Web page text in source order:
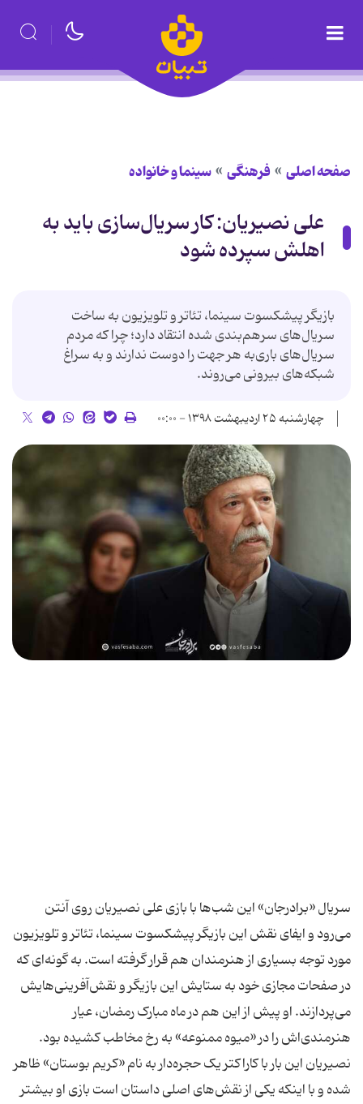
صفحه اصلی فرهنگی سینما و خانواده
علی نصیریان: کار سریال‌سازی باید به
اهلش سپرده شود
بازیگر پیشکسوت سینما، تئاتر و تلویزیون به ساخت
سریال‌های سرهم‌بندی شده انتقاد دارد؛ چرا که مردم
سریال‌های باری‌به هر جهت را دوست ندارند و به سراغ
شبکه‌های بیرونی می‌روند.
چهارشنبه ۲۵ اردیبهشت ۱۳۹۸ - ۰۰:۰۰
سریال «برادرجان» این شب‌ها با بازی علی نصیریان روی آنتن
می‌رود و ایفای نقش این بازیگر پیشکسوت سینما، تئاتر و تلویزیون
مورد توجه بسیاری از هنرمندان هم قرار گرفته است. به گونه‌ای که
در صفحات مجازی خود به ستایش این بازیگر و نقش‌آفرینی‌هایش
می‌پردازند. او پیش از این هم در ماه مبارک رمضان، عیار
هنرمندی‌‎اش را در «میوه ممنوعه» به رخ مخاطب کشیده بود.
نصیریان این بار با کاراکتر یک حجره‌دار به نام «کریم بوستان» ظاهر
شده و با اینکه یکی از نقش‌های اصلی داستان است بازی او بیشتر